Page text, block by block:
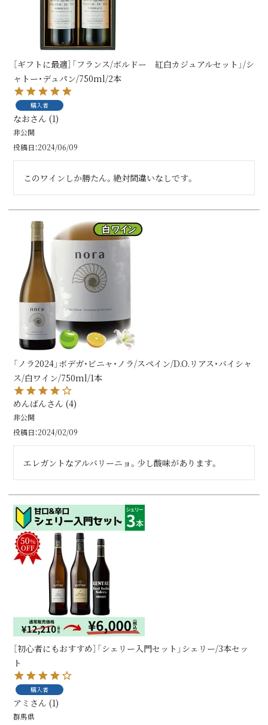
［ギフトに最適］「フランス/ボルドー 紅白カジュアルセット」/シ
ャトー・デュパン/750ml/2本
購入者
なお 1
非公開
投稿日 2024/06/09
このワインしか勝たん。絶対間違いなしです。
「ノラ2024」ボデガ・ビニャ・ノラ/スペイン/D.O.リアス・バイシャ
ス/白ワイン/750ml/1本
めんばん 4
非公開
投稿日 2024/02/09
エレガントなアルバリーニョ。少し酸味があります。
［初心者にもおすすめ］「シェリー入門セット」シェリー/3本セッ
ト
購入者
アミ 1
群馬県